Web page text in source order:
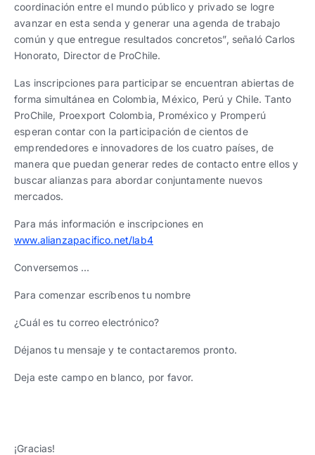
coordinación entre el mundo público y privado se logre
avanzar en esta senda y generar una agenda de trabajo
común y que entregue resultados concretos”, señaló Carlos
Honorato, Director de ProChile.
Las inscripciones para participar se encuentran abiertas de
forma simultánea en Colombia, México, Perú y Chile. Tanto
ProChile, Proexport Colombia, Proméxico y Promperú
esperan contar con la participación de cientos de
emprendedores e innovadores de los cuatro países, de
manera que puedan generar redes de contacto entre ellos y
buscar alianzas para abordar conjuntamente nuevos
mercados.
Para más información e inscripciones en
www.alianzapacifico.net/lab4
Conversemos …
Para comenzar escríbenos tu nombre
¿Cuál es tu correo electrónico?
Déjanos tu mensaje y te contactaremos pronto.
Deja este campo en blanco, por favor.
¡Gracias!